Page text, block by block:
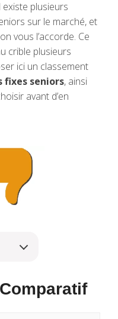
plusieurs
sur le marché, et
vous l’accorde. Ce
crible plusieurs
ici un classement
fixes seniors, ainsi
avant d’en